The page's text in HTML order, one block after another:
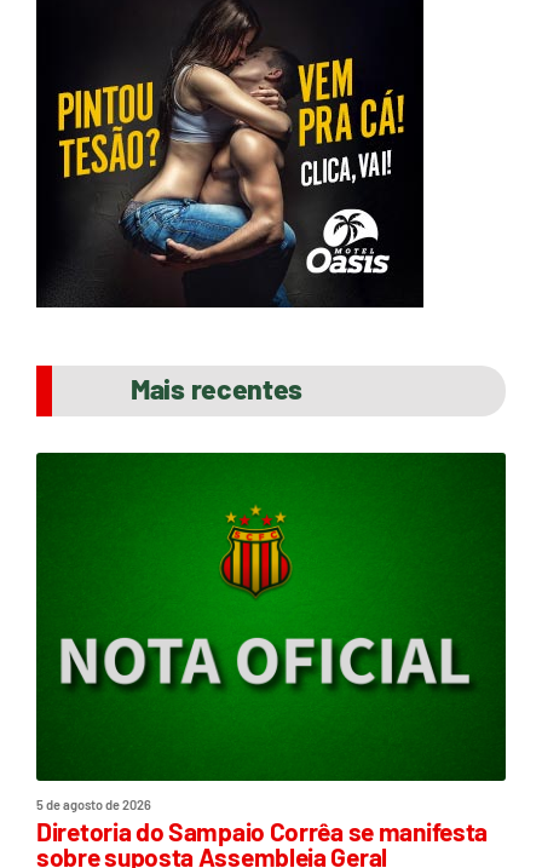
Mais recentes
5 de agosto de 2026
Diretoria do Sampaio Corrêa se manifesta
sobre suposta Assembleia Geral